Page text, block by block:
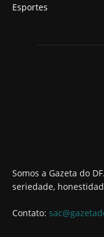
Esportes
Somos a Gazeta do
seriedade,
Contato: